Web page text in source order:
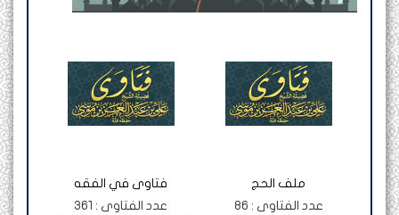
ملف الحج
عدد الفتاوى : 86
فتاوى في الفقه
عدد الفتاوى : 361